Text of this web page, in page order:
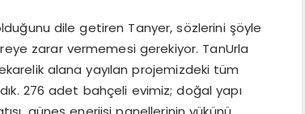
dile getiren Tanyer, sözlerini şöyle
zarar vermemesi gerekiyor. TanUrla
alana yayılan projemizdeki tüm
276 adet bahçeli evimiz; doğal yapı